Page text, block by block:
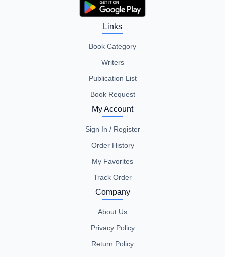
Links
Book Category
Writers
Publication List
Book Request
My Account
Sign In / Register
Order History
My Favorites
Track Order
Company
About Us
Privacy Policy
Return Policy